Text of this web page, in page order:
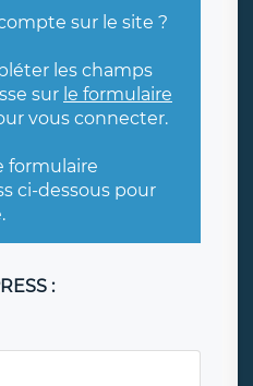
sur le site ?
les champs
sur le formulaire
vous connecter.
formulaire
ci-dessous pour
: